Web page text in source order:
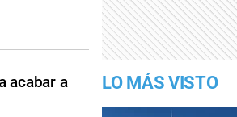
acabar a LO MÁS VISTO